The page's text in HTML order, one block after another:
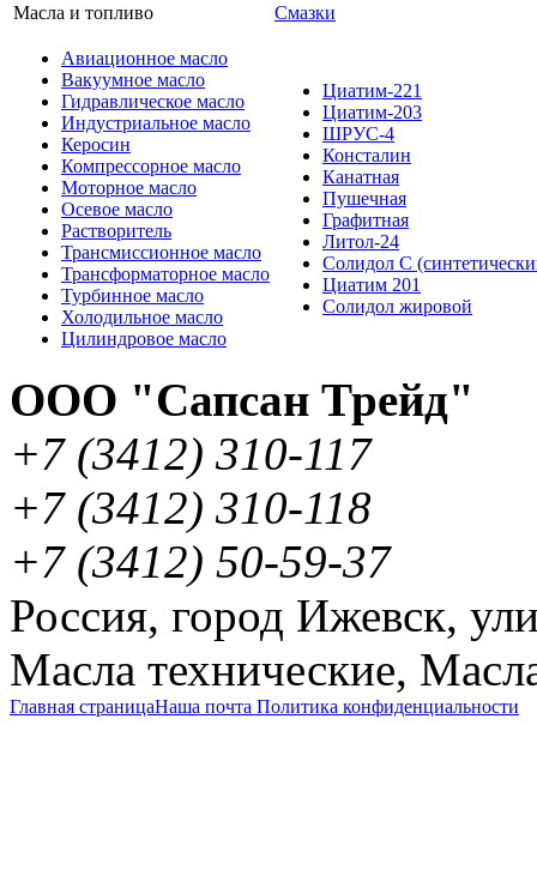
Масла и топливо Смазки
Авиационное масло
Вакуумное масло
Гидравлическое масло
Индустриальное масло
Керосин
Компрессорное масло
Моторное масло
Осевое масло
Растворитель
Трансмиссионное масло
Трансформаторное масло
Турбинное масло
Холодильное масло
Цилиндровое масло
Циатим-221
Циатим-203
ШРУС-4
Консталин
Канатная
Пушечная
Графитная
Литол-24
Солидол С
Циатим 201
Солидол жировой
ООО "Сапсан Трейд"
+7 (3412) 310-117
+7 (3412) 310-118
+7 (3412) 50-59-37
Россия, город Ижевск,
Масла технические,
Главная страницаНаша почта Политика конфиденциальности